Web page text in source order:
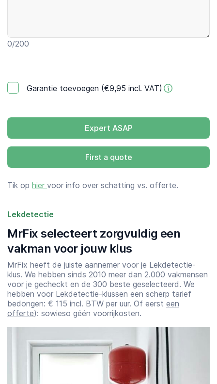
0/200
Garantie toevoegen (€9,95 incl. VAT)
Expert ASAP
First a quote
Tik op hier voor info over schatting vs. offerte.
Lekdetectie
MrFix selecteert zorgvuldig een
vakman voor jouw klus
MrFix heeft de juiste aannemer voor je Lekdetectie-
klus. We hebben sinds 2010 meer dan 2.000 vakmensen
voor je gecheckt en de 300 beste geselecteerd. We
hebben voor Lekdetectie-klussen een scherp tarief
bedongen: € 115 incl. BTW per uur. Of eerst een
offerte): sowieso géén voorrijkosten.